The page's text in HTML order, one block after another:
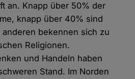
an. Knapp über 50% der
knapp über 40% sind
bekennen sich zu
Religionen.
und Handeln haben
Stand. Im Norden